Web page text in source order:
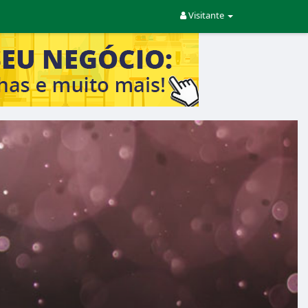
Visitante